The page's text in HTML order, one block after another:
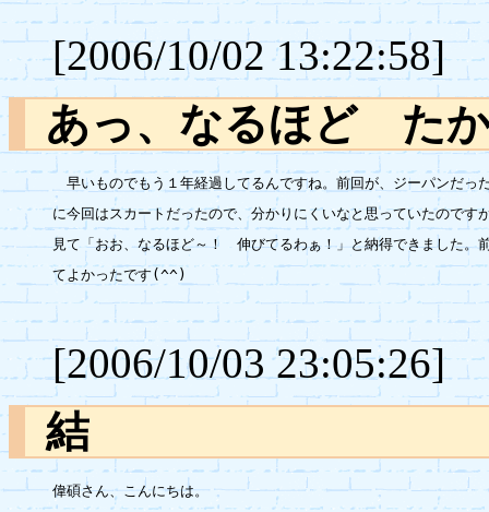
[2006/10/02 13:22:58]
あっ、なるほど
早いものでもう１年経過してるんですね。前回が、ジーパンだっ
に今回はスカートだったので、分かりにくいなと思っていたのです
見て「おお、なるほど～！　伸びてるわぁ！」と納得できました。
てよかったです(^^)
[2006/10/03 23:05:26]
結
偉碩さん、こんにちは。